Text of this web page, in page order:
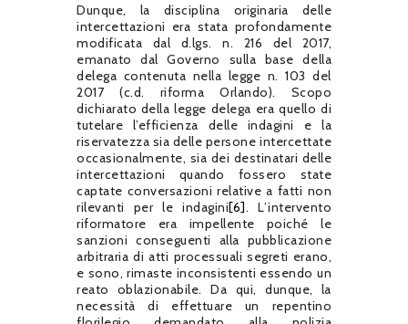
Dunque, la disciplina originaria delle
intercettazioni era stata profondamente
modificata dal d.lgs. n. 216 del 2017,
emanato dal Governo sulla base della
delega contenuta nella legge n. 103 del
2017 (c.d. riforma Orlando). Scopo
dichiarato della legge delega era quello di
tutelare l’efficienza delle indagini e la
riservatezza sia delle persone intercettate
occasionalmente, sia dei destinatari delle
intercettazioni quando fossero state
captate conversazioni relative a fatti non
rilevanti per le indagini[6]. L’intervento
riformatore era impellente poiché le
sanzioni conseguenti alla pubblicazione
arbitraria di atti processuali segreti erano,
e sono, rimaste inconsistenti essendo un
reato oblazionabile. Da qui, dunque, la
necessità di effettuare un repentino